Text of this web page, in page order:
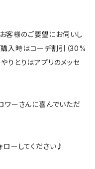
客様のご要望にお伺いし
入時はコーデ割引（30%
りとりはアプリのメッセ
ワーさんに喜んでいただ
ーしてください♪